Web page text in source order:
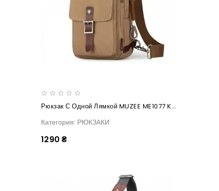
Рюкзак С Одной Лямкой MUZEE ME1077 Khaki
Категория: РЮКЗАКИ
1290 ₴